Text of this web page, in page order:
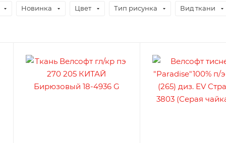
Новинка Цвет Тип рисунка Вид ткани